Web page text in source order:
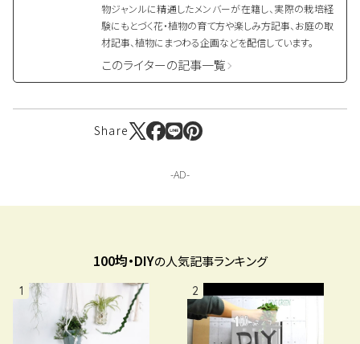
物ジャンルに精通したメンバーが在籍し、実際の栽培経
験にもとづく花・植物の育て方や楽しみ方記事、お庭の取
材記事、植物にまつわる企画などを配信しています。
このライターの記事一覧
Share
100均・DIYの人気記事ランキング
1 2